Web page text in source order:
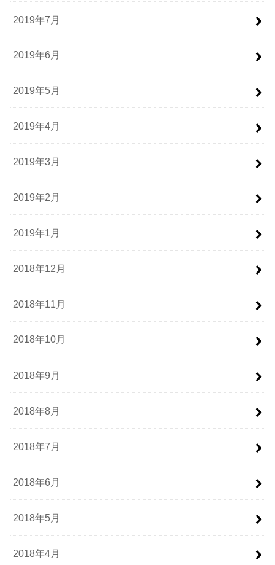
2019年7月
2019年6月
2019年5月
2019年4月
2019年3月
2019年2月
2019年1月
2018年12月
2018年11月
2018年10月
2018年9月
2018年8月
2018年7月
2018年6月
2018年5月
2018年4月